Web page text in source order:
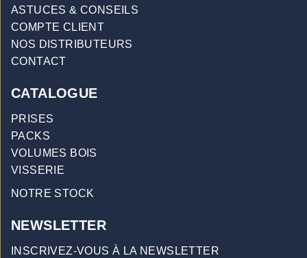
ASTUCES & CONSEILS
COMPTE CLIENT
NOS DISTRIBUTEURS
CONTACT
CATALOGUE
PRISES
PACKS
VOLUMES BOIS
VISSERIE
NOTRE STOCK
NEWSLETTER
INSCRIVEZ-VOUS À LA NEWSLETTER